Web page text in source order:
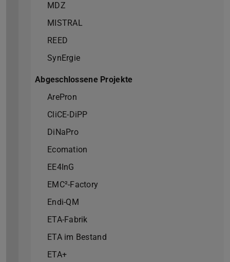
MDZ
MISTRAL
REED
SynErgie
Abgeschlossene Projekte
ArePron
CliCE-DiPP
DiNaPro
Ecomation
EE4InG
EMC²-Factory
Endi-QM
ETA-Fabrik
ETA im Bestand
ETA+